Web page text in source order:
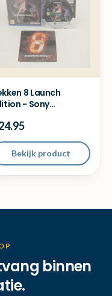
8 Launch
- Sony
Bekijk product
binnen